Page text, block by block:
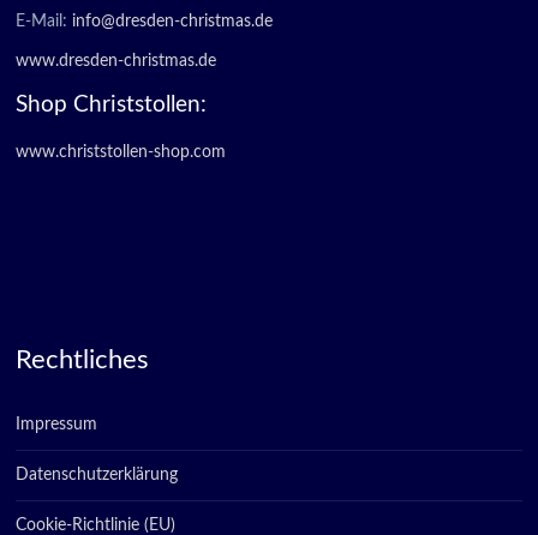
E-Mail: info@dresden-christmas.de
www.dresden-christmas.de
Shop Christstollen:
www.christstollen-shop.com
Rechtliches
Impressum
Datenschutzerklärung
Cookie-Richtlinie (EU)